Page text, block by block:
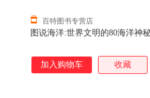
图说海洋:世界文明的80海洋神
百特图书专营店
加入购物车 收藏